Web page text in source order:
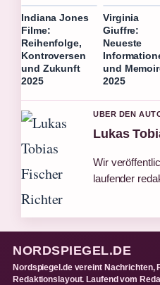
Indiana Jones
Filme:
Reihenfolge,
Kontroversen
und Zukunft
2025
Virginia
Giuffre:
Neueste
und
2025
UBER DEN
Lukas
Wir
laufender
NORDSPIEGEL.DE
Nordspiegel.de vereint Nachrichten,
Redaktionslayout. Laufend vom